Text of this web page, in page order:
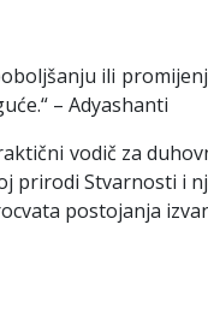
ili
– Adyashanti
vodič za
prirodi Stvarnosti i
postojanja